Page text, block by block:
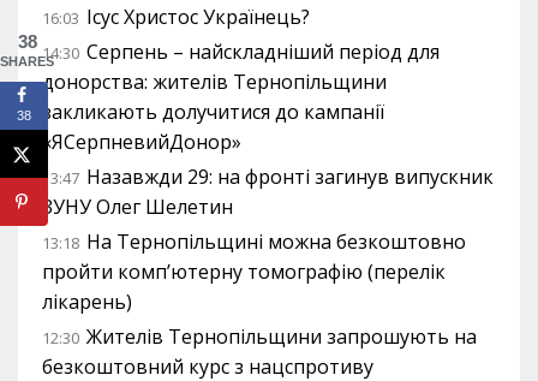
16:03 Ісус Христос Українець?
14:30 Серпень – найскладніший період для
донорства: жителів Тернопільщини
закликають долучитися до кампанії
«ЯСерпневийДонор»
13:47 Назавжди 29: на фронті загинув випускник
ЗУНУ Олег Шелетин
13:18 На Тернопільщині можна безкоштовно
пройти комп’ютерну томографію (перелік
лікарень)
12:30 Жителів Тернопільщини запрошують на
безкоштовний курс з нацспротиву
38
SHARES
38